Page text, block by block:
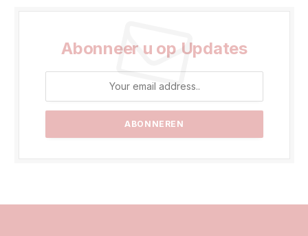
Abonneer u op Updates